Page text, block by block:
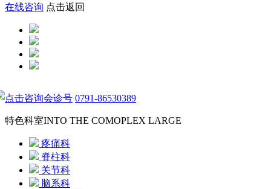
在线咨询 点击返回
点击咨询会诊号 0791-86530389
特色科室INTO THE COMOPLEX LARGE
疼痛科
脊柱科
关节科
脑系科